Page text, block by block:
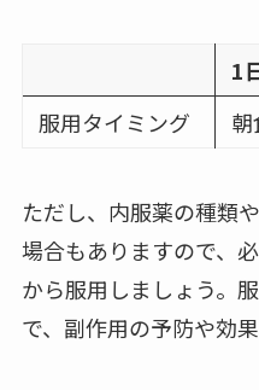
1
服用タイミング
朝
ただし、内服薬の種類
場合もありますので、
から服用しましょう。
で、副作用の予防や効